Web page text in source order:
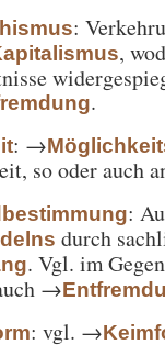
:
,
.
: →
so oder auch
:
durch
. Vgl. im
→
: vgl. →